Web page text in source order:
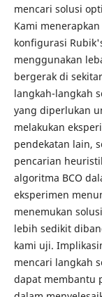
mencari solusi
Kami
konfigurasi
menggunakan
bergerak di
langkah-langkah
yang diperlukan
melakukan
pendekatan lain,
pencarian
algoritma BCO
eksperimen
menemukan
lebih sedikit
kami uji.
mencari langkah
dapat membantu